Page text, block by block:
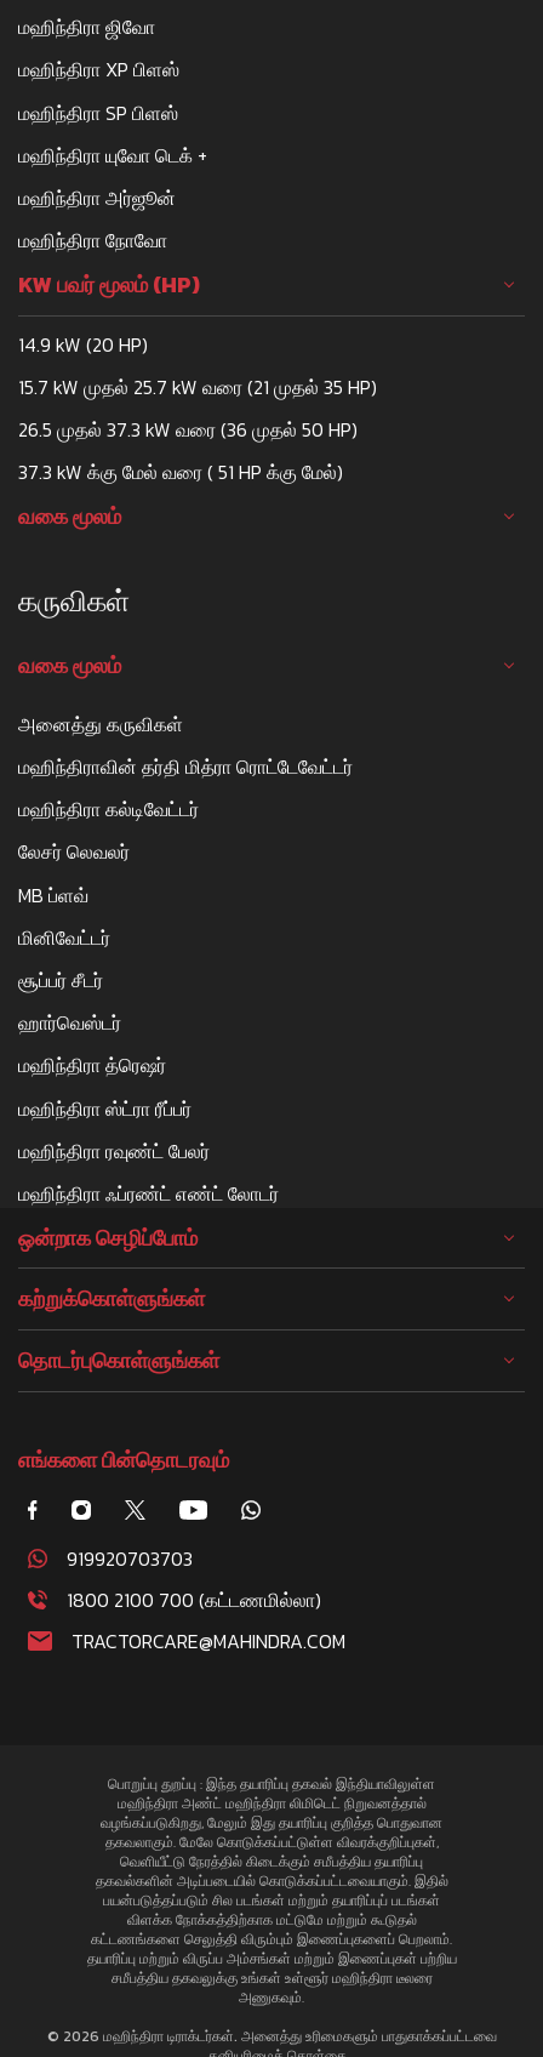
மஹிந்திரா ஜிவோ
மஹிந்திரா XP பிளஸ்
மஹிந்திரா SP பிளஸ்
மஹிந்திரா யுவோ டெக் +
மஹிந்திரா அர்ஜூன்
மஹிந்திரா நோவோ
KW பவர் மூலம் (HP)
14.9 kW (20 HP)
15.7 kW முதல் 25.7 kW வரை (21 முதல் 35 HP)
26.5 முதல் 37.3 kW வரை (36 முதல் 50 HP)
37.3 kW க்கு மேல் வரை ( 51 HP க்கு மேல்)
வகை மூலம்
கருவிகள்
வகை மூலம்
அனைத்து கருவிகள்
மஹிந்திராவின் தர்தி மித்ரா ரொட்டேவேட்டர்
மஹிந்திரா கல்டிவேட்டர்
லேசர் லெவலர்
MB ப்ளவ்
மினிவேட்டர்
சூப்பர் சீடர்
ஹார்வெஸ்டர்
மஹிந்திரா த்ரெஷர்
மஹிந்திரா ஸ்ட்ரா ரீப்பர்
மஹிந்திரா ரவுண்ட் பேலர்
மஹிந்திரா ஃப்ரண்ட் எண்ட் லோடர்
ஒன்றாக செழிப்போம்
கற்றுக்கொள்ளுங்கள்
தொடர்புகொள்ளுங்கள்
எங்களை பின்தொடரவும்
919920703703
1800 2100 700 (கட்டணமில்லா)
TRACTORCARE@MAHINDRA.COM
பொறுப்பு துறப்பு : இந்த தயாரிப்பு தகவல் இந்தியாவிலுள்ள
மஹிந்திரா அண்ட் மஹிந்திரா லிமிடெட் நிறுவனத்தால்
வழங்கப்படுகிறது, மேலும் இது தயாரிப்பு குறித்த பொதுவான
தகவலாகும். மேலே கொடுக்கப்பட்டுள்ள விவரக்குறிப்புகள்,
வெளியீட்டு நேரத்தில் கிடைக்கும் சமீபத்திய தயாரிப்பு
தகவல்களின் அடிப்படையில் கொடுக்கப்பட்டவையாகும். இதில்
பயன்படுத்தப்படும் சில படங்கள் மற்றும் தயாரிப்புப் படங்கள்
விளக்க நோக்கத்திற்காக மட்டுமே மற்றும் கூடுதல்
கட்டணங்களை செலுத்தி விரும்பும் இணைப்புகளைப் பெறலாம்.
தயாரிப்பு மற்றும் விருப்ப அம்சங்கள் மற்றும் இணைப்புகள் பற்றிய
சமீபத்திய தகவலுக்கு உங்கள் உள்ளூர் மஹிந்திரா டீலரை
அணுகவும்.
© 2026 மஹிந்திரா டிராக்டர்கள். அனைத்து உரிமைகளும் பாதுகாக்கப்பட்டவை